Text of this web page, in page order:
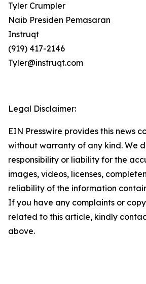
Tyler Crumpler
Naib Presiden Pemasaran
Instruqt
(919) 417-2146
Tyler@instruqt.com
Legal Disclaimer:
EIN Presswire provides this news
without warranty of any kind. We
responsibility or liability for the
images, videos, licenses,
reliability of the information
If you have any complaints or
related to this article, kindly
above.